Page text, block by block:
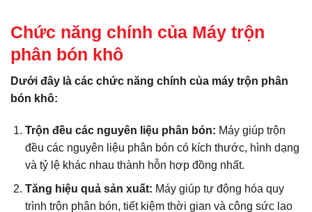
Chức năng chính của Máy trộn
phân bón khô
Dưới đây là các chức năng chính của máy trộn phân
bón khô:
Trộn đều các nguyên liệu phân bón: Máy giúp trộn
đều các nguyên liệu phân bón có kích thước, hình dạng
và tỷ lệ khác nhau thành hỗn hợp đồng nhất.
Tăng hiệu quả sản xuất: Máy giúp tự động hóa quy
trình trộn phân bón, tiết kiệm thời gian và công sức lao